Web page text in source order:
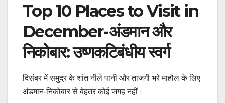
Top 10 Places to Visit in
December-अंडमान और
निकोबार: उष्णकटिबंधीय स्वर्ग
दिसंबर में समुद्र के शांत नीले पानी और ताजगी भरे माहौल के लिए
अंडमान-निकोबार से बेहतर कोई जगह नहीं।